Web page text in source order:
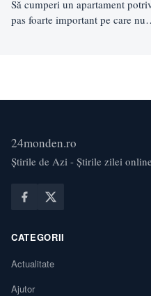
Să cumperi un apartament
pas foarte important pe care
24monden.ro
Știrile de Azi - Știrile zilei online
CATEGORII
Actualitate
Ajutor